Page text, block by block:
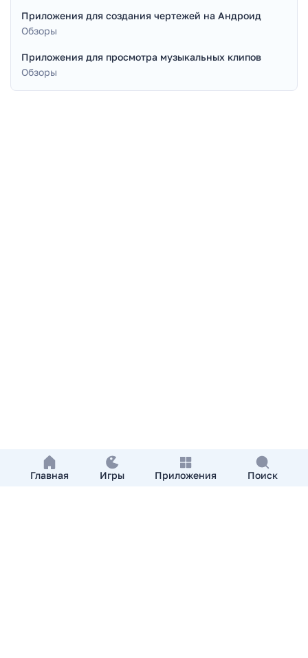
Главная Игры Приложения Поиск
Приложения для создания чертежей на Андроид
Обзоры
Приложения для просмотра музыкальных клипов
Обзоры